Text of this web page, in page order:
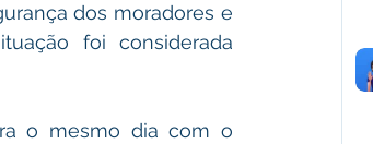
dos moradores e
foi considerada
o mesmo dia com o